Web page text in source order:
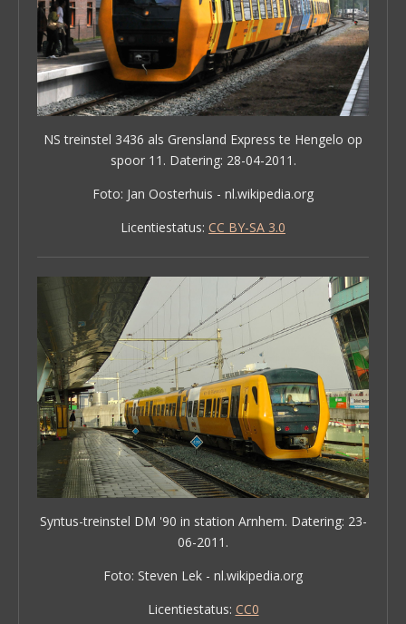
NS treinstel 3436 als Grensland Express te Hengelo op
spoor 11. Datering: 28-04-2011.
Foto: Jan Oosterhuis - nl.wikipedia.org
Licentiestatus: CC BY-SA 3.0
Syntus-treinstel DM '90 in station Arnhem. Datering: 23-
06-2011.
Foto: Steven Lek - nl.wikipedia.org
Licentiestatus: CC0